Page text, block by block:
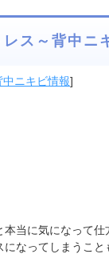
ス～背中ニ
中ニキビ情報]
当に気になって仕
なってしまうこと